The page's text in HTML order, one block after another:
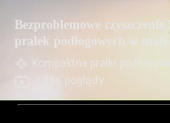
Bezproblemowe
pralek podłogowych w
Kompaktne pralki
1856 poglądy